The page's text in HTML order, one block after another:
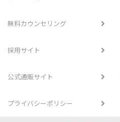
無料カウンセリング
採用サイト
公式通販サイト
プライバシーポリシー